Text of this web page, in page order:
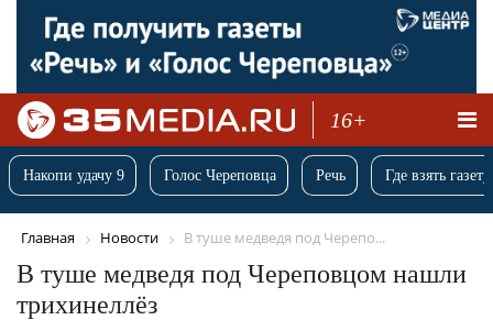
16+
Накопи удачу 9 Голос Череповца Речь Где взять
Главная Новости В туше медведя под Черепо...
В туше медведя под Череповцом нашли
трихинеллёз